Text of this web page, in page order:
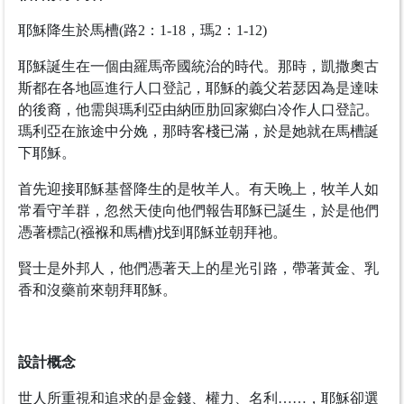
耶穌降生於馬槽(路2：1-18，瑪2：1-12)
耶穌誕生在一個由羅馬帝國統治的時代。那時，凱撒奧古
斯都在各地區進行人口登記，耶穌的義父若瑟因為是達味
的後裔，他需與瑪利亞由納匝肋回家鄉白冷作人口登記。
瑪利亞在旅途中分娩，那時客棧已滿，於是她就在馬槽誕
下耶穌。
首先迎接耶穌基督降生的是牧羊人。有天晚上，牧羊人如
常看守羊群，忽然天使向他們報告耶穌已誕生，於是他們
憑著標記(襁褓和馬槽)找到耶穌並朝拜祂。
賢士是外邦人，他們憑著天上的星光引路，帶著黃金、乳
香和沒藥前來朝拜耶穌。
設計概念
世人所重視和追求的是金錢、權力、名利……，耶穌卻選